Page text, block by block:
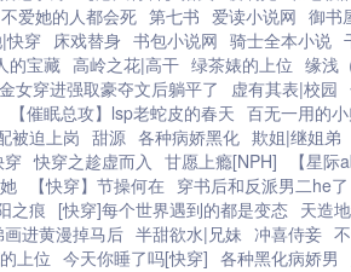
不爱她的人都会死 第七书 爱读小说网 御书
快穿 床戏替身 书包小说网 骑士全本小说
的宝藏 高岭之花|高干 绿茶婊的上位 缘浅
女穿进强取豪夺文后躺平了 虚有其表|校园
【催眠总攻】lsp老蛇皮的春天 百无一用的
被迫上岗 甜源 各种病娇黑化 欺姐|继姐弟
穿 快穿之趁虚而入 甘愿上瘾[NPH] 【星
【快穿】节操何在 穿书后和反派男二he了
之痕 [快穿]每个世界遇到的都是变态 天造
进黄漫掉马后 半甜欲水|兄妹 冲喜侍妾
上位 今天你睡了吗[快穿] 各种黑化病娇男